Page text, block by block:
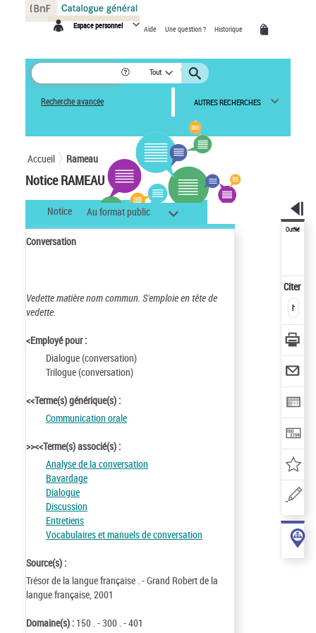
Espace personnel Aide Une question ? Historique
Tout
Recherche avancée AUTRES RECHERCHES
Accueil Rameau
Notice RAMEAU
Notice Au format public
Conversation
Vedette matière nom commun. S'emploie en tête de
vedette.
<Employé pour :
Dialogue (conversation)
Trilogue (conversation)
<<Terme(s) générique(s) :
Communication orale
>><<Terme(s) associé(s) :
Analyse de la conversation
Bavardage
Dialogue
Discussion
Entretiens
Vocabulaires et manuels de conversation
Source(s) :
Trésor de la langue française . - Grand Robert de la
langue française, 2001
Domaine(s) : 150 . - 300 . - 401
Outils
Citer
Panneau de gestion des cookies